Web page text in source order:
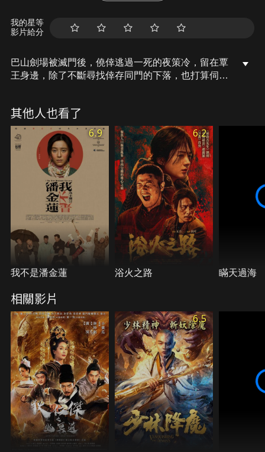
我的星等
影片給分
巴山劍場被滅門後，僥倖逃過一死的夜策冷，留在覃
王身邊，除了不斷尋找倖存同門的下落，也打算伺機
竟，卻意外偶遇偽道士季晨，季晨對夜策冷一見鍾
情，寸步不離地守著她，卻也歪打正著幫助她，一同
解開關於魅妖真相與秘密……
其他人也看了
6.9
我不是潘金蓮
6.2
浴火之路 瞞天過海
相關影片
6.5